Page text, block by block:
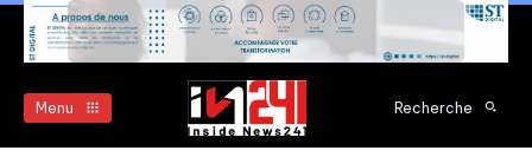
Menu Recherche